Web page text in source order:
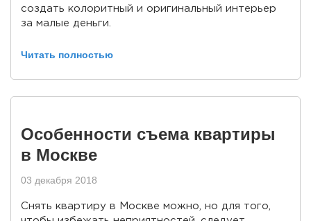
создать колоритный и оригинальный интерьер
за малые деньги.
Читать полностью
Особенности съема квартиры
в Москве
03 декабря 2018
Снять квартиру в Москве можно, но для того,